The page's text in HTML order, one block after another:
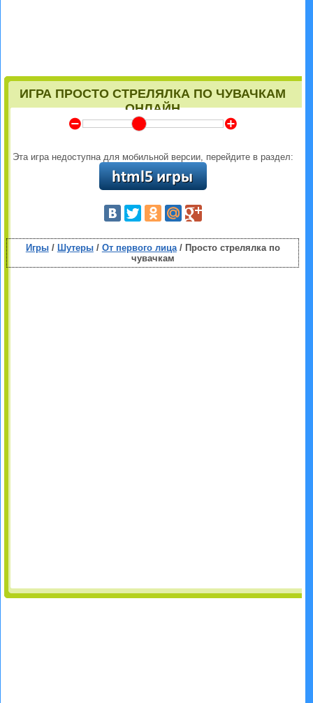
ИГРА ПРОСТО СТРЕЛЯЛКА ПО ЧУВАЧКАМ
ОНЛАЙН
Y Z
Эта игра недоступна для мобильной версии, перейдите в раздел:
Игры/ Шутеры/ От первого лица/ Просто стрелялка по
чувачкам